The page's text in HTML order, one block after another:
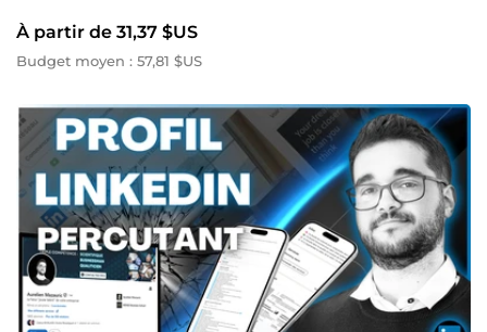
À partir de 31,37 $US
Budget moyen : 57,81 $US